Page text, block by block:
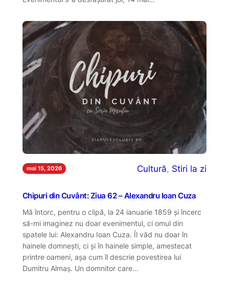
mai 15, 2026 Cultură, Stiri la zi
Chipuri din Cuvânt: Ziua 62 – Alexandru Ioan Cuza
Mă întorc, pentru o clipă, la 24 ianuarie 1859 și încerc
să-mi imaginez nu doar evenimentul, ci omul din
spatele lui: Alexandru Ioan Cuza. Îl văd nu doar în
hainele domnești, ci și în hainele simple, amestecat
printre oameni, așa cum îl descrie povestirea lui
Dumitru Almaș. Un domnitor care…